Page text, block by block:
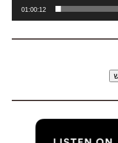
01:00:12